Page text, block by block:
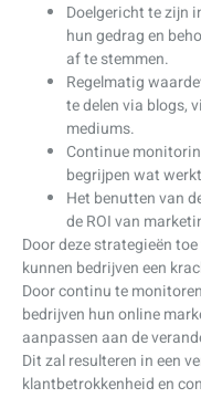
Doelgericht te zijn
hun gedrag en
af te stemmen.
Regelmatig
te delen via blogs,
mediums.
Continue
begrijpen wat
Het benutten van
de ROI van
Door deze strategieën
kunnen bedrijven een
Door continu te
bedrijven hun online
aanpassen aan de
Dit zal resulteren in een
klantbetrokkenheid en